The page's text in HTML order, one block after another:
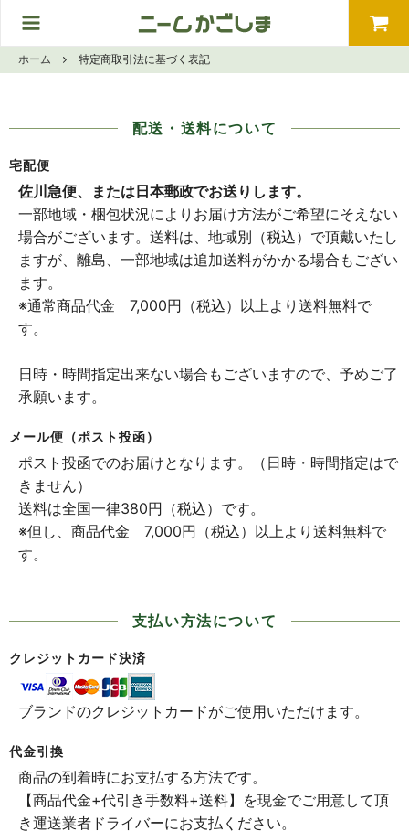
ホーム 特定商取引法に基づく表記
配送・送料について
宅配便
佐川急便、または日本郵政でお送りします。
一部地域・梱包状況によりお届け方法がご希望にそえない
場合がございます。送料は、地域別（税込）で頂戴いたし
ますが、離島、一部地域は追加送料がかかる場合もござい
ます。
※通常商品代金 7,000円（税込）以上より送料無料で
す。
日時・時間指定出来ない場合もございますので、予めご了
承願います。
メール便（ポスト投函）
ポスト投函でのお届けとなります。（日時・時間指定はで
きません）
送料は全国一律380円（税込）です。
※但し、商品代金 7,000円（税込）以上より送料無料で
す。
支払い方法について
クレジットカード決済
ブランドのクレジットカードがご使用いただけます。
代金引換
商品の到着時にお支払する方法です。
【商品代金+代引き手数料+送料】を現金でご用意して頂
き運送業者ドライバーにお支払ください。